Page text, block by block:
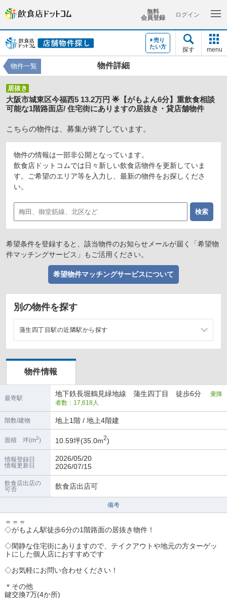
無料
会員登録
ログイン
売り
たい方
探す menu
物件詳細
物件一覧
居抜き
大阪市城東区今福西5 13.2万円 🌟【がもよん6分】重飲食相談
可能な1階路面店/ 住宅街にありますの居抜き・貸店舗物件
こちらの物件は、募集が終了しています。
物件の情報は一部非公開となっています。
飲食店ドットコムでは日々新しい飲食店物件を更新していま
す。ご希望のエリア等を入力し、最新の物件をお探しくださ
い。
希望条件を登録すると、該当物件のお知らせメールが届く「希望物
件マッチングサービス」もご活用ください。
希望物件マッチングサービスについて
別の物件を探す
蒲生四丁目駅の近隣駅から探す
京橋駅の店舗物件・貸店舗・テナント一覧
鴫野駅の店舗物件・貸店舗・テナント一覧
関目成育駅の店舗物件・貸店舗・テナント一覧
物件情報
最寄駅
地下鉄長堀鶴見緑地線 蒲生四丁目 徒歩6分 乗降
者数：17,618人
階数/建物 地上1階 / 地上4階建
面積 坪(m2) 10.59坪(35.0m2)
情報登録日
情報更新日
2026/05/20
2026/07/15
飲食店出店の
可否
飲食店出店可
備考
＝＝＝
◇がもよん駅徒歩6分の1階路面の居抜き物件！
◇閑静な住宅街にありますので、テイクアウトや地元の方ターゲッ
トにした個人店におすすめです
◇お気軽にお問い合わせください！
＊その他
鍵交換7万(4か所)